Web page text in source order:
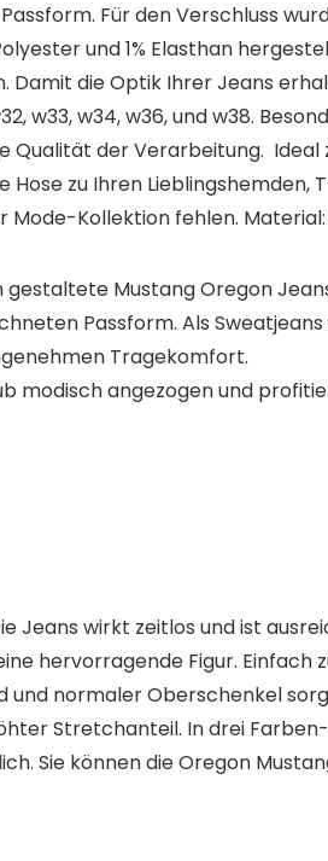
Für den Verschluss
und 1% Elasthan
die Optik Ihrer Jeans
w33, w34, w36, und w38.
der Verarbeitung.
Hose zu Ihren
Kollektion fehlen. Material:
gestaltete Mustang Oregon
Passform. Als
Tragekomfort.
modisch angezogen und
Jeans wirkt zeitlos und ist
hervorragende Figur.
und normaler Oberschenkel
Stretchanteil. In drei
Sie können die Oregon